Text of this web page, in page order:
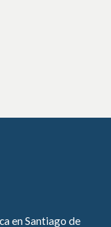
en Santiago de